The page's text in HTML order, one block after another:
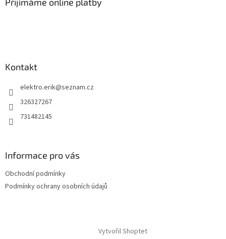
Kontakt
elektro.erik@seznam.cz
326327267
731482145
Informace pro vás
Obchodní podmínky
Podmínky ochrany osobních údajů
Vytvořil Shoptet